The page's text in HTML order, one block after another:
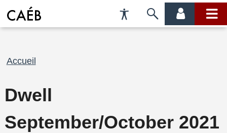
Préférences
d'accessibilité
Passer
menu
menu
Fil
Accueil
Dwell
September/October 2021